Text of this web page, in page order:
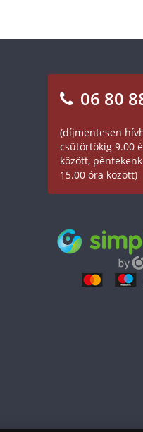
06 80
(díjmentesen
csütörtökig 9.00
között,
15.00 óra között)